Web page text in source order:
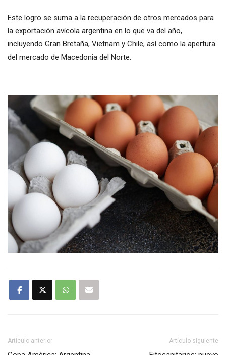
Este logro se suma a la recuperación de otros mercados para
la exportación avícola argentina en lo que va del año,
incluyendo Gran Bretaña, Vietnam y Chile, así como la apertura
del mercado de Macedonia del Norte.
Artículo anterior Artículo siguiente